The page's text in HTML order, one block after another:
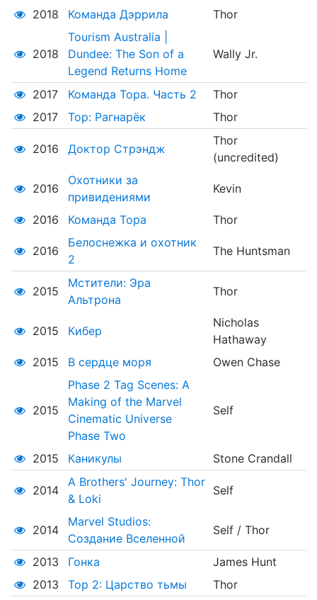
2018 Команда Дэррила Thor
2018
Tourism Australia |
Dundee: The Son of a
Legend Returns Home
Wally Jr.
2017 Команда Тора. Часть 2
Thor
2017
Тор: Рагнарёк Thor
2016 Доктор Стрэндж
Thor
(uncredited)
2016
Охотники за
привидениями
Kevin
2016 Команда Тора Thor
2016
Белоснежка и охотник
2
The Huntsman
2015
Мстители: Эра
Альтрона
Thor
2015 Кибер
Nicholas
Hathaway
2015
В сердце моря Owen Chase
2015
Phase 2 Tag Scenes: A
Making of the Marvel
Cinematic Universe
Phase Two
Self
2015 Каникулы Stone Crandall
2014
A Brothers' Journey: Thor
& Loki
Self
2014
Marvel Studios:
Создание Вселенной
Self / Thor
2013 Гонка
James Hunt
2013
Тор 2: Царство тьмы Thor